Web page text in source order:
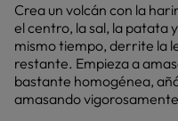
Crea un volcán con la
el centro, la sal, la patata
mismo tiempo, derrite la
restante. Empieza a
bastante homogénea,
amasando